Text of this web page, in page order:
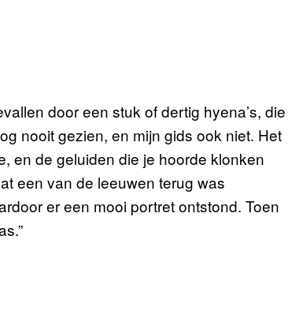
door een stuk of dertig hyena’s, die
nooit gezien, en mijn gids ook niet. Het
en de geluiden die je hoorde klonken
een van de leeuwen terug was
er een mooi portret ontstond. Toen